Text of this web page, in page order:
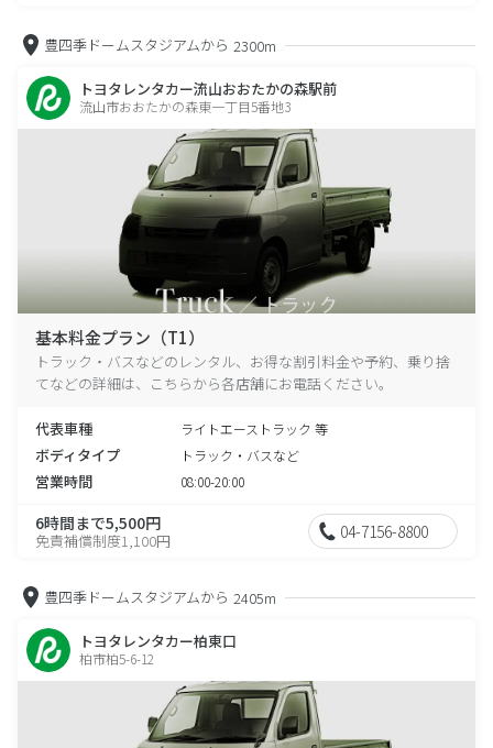
豊四季ドームスタジアムから 2300m
トヨタレンタカー流山おおたかの森駅前
流山市おおたかの森東一丁目5番地3
基本料金プラン（T1）
トラック・バスなどのレンタル、お得な割引料金や予約、乗り捨
てなどの詳細は、こちらから各店舗にお電話ください。
代表車種 ライトエーストラック 等
ボディタイプ トラック・バスなど
営業時間 08:00-20:00
6時間まで5,500円
免責補償制度1,100円 04-7156-8800
豊四季ドームスタジアムから 2405m
トヨタレンタカー柏東口
柏市柏5-6-12